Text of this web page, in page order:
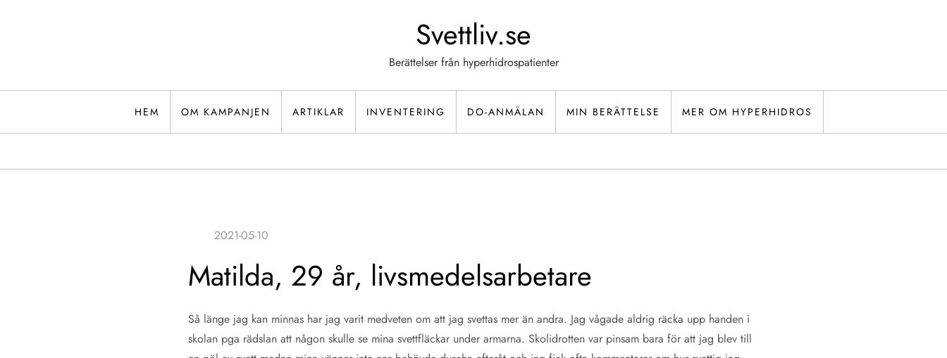
Svettliv.se
Berättelser från hyperhidrospatienter
HEM OM KAMPANJEN ARTIKLAR INVENTERING DO-ANMÄLAN MIN BERÄTTELSE MER OM HYPERHIDROS
Matilda, 29 år, livsmedelsarbetare
Så länge jag kan minnas har jag varit medveten om att jag svettas mer än andra. Jag vågade aldrig räcka upp handen i
skolan pga rädslan att någon skulle se mina svettfläckar under armarna. Skolidrotten var pinsam bara för att jag blev till